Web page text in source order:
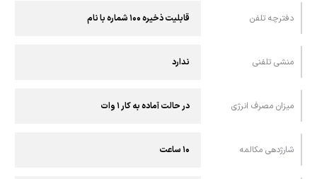
دفترچه تلفن قابلیت ذخیره ۱۰۰ شماره با نام
منشی تلفنی ندارد
میزان مصرف انرژی در حالت آماده به کار ۱ وات
شارژدهی مکالمه ۱۰ ساعت